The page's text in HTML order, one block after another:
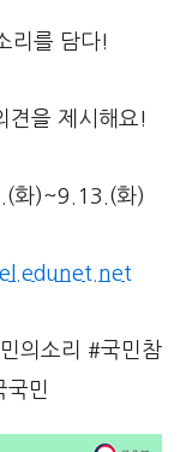
리를 담다!
견을 제시해요!
화)~9.13.(화)
의소리 #국민참
국민